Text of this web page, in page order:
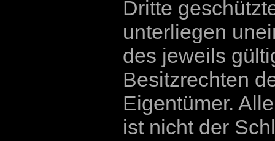
Dritte
unterliegen
des jeweils
Besitzrechten
Eigentümer.
ist nicht der